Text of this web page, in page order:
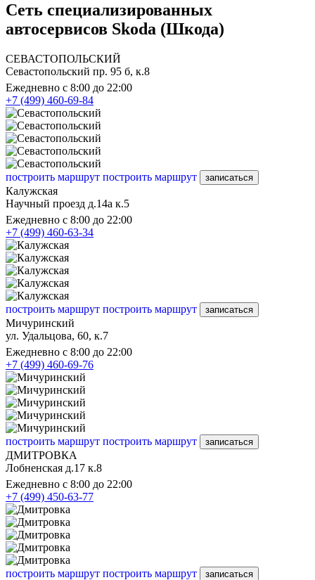
Сеть специализированных
автосервисов Skoda (Шкода)
СЕВАСТОПОЛЬСКИЙ
Севастопольский пр. 95 б, к.8
Ежедневно с 8:00 до 22:00
+7 (499) 460-69-84
построить маршрут построить маршрут записаться
Калужская
Научный проезд д.14а к.5
Ежедневно с 8:00 до 22:00
+7 (499) 460-63-34
построить маршрут построить маршрут записаться
Мичуринский
ул. Удальцова, 60, к.7
Ежедневно с 8:00 до 22:00
+7 (499) 460-69-76
построить маршрут построить маршрут записаться
ДМИТРОВКА
Лобненская д.17 к.8
Ежедневно с 8:00 до 22:00
+7 (499) 450-63-77
построить маршрут построить маршрут записаться